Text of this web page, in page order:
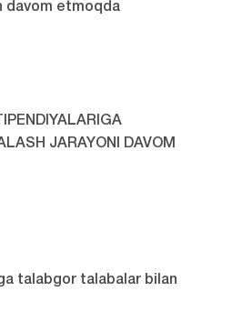
davom etmoqda
JARAYONI DAVOM
talabgor talabalar bilan